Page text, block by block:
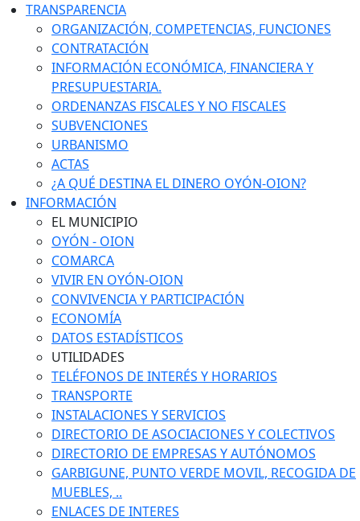
TRANSPARENCIA
ORGANIZACIÓN, COMPETENCIAS, FUNCIONES
CONTRATACIÓN
INFORMACIÓN ECONÓMICA, FINANCIERA Y
PRESUPUESTARIA.
ORDENANZAS FISCALES Y NO FISCALES
SUBVENCIONES
URBANISMO
ACTAS
¿A QUÉ DESTINA EL DINERO OYÓN-OION?
INFORMACIÓN
EL MUNICIPIO
OYÓN - OION
COMARCA
VIVIR EN OYÓN-OION
CONVIVENCIA Y PARTICIPACIÓN
ECONOMÍA
DATOS ESTADÍSTICOS
UTILIDADES
TELÉFONOS DE INTERÉS Y HORARIOS
TRANSPORTE
INSTALACIONES Y SERVICIOS
DIRECTORIO DE ASOCIACIONES Y COLECTIVOS
DIRECTORIO DE EMPRESAS Y AUTÓNOMOS
GARBIGUNE, PUNTO VERDE MOVIL, RECOGIDA DE
MUEBLES, ..
ENLACES DE INTERES